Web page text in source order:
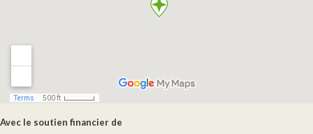
Avec le soutien financier de